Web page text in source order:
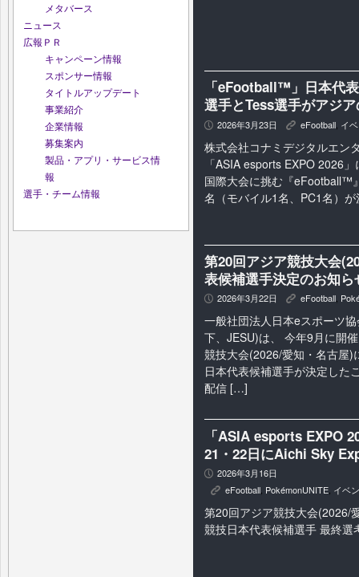
メタバース
ニュース
広報ＰＲ
キャンペーン情報
スポンサー情報
タイトルアップデート
事業紹介
企業情報
募集案内
製品・アプリ・サービス情
報
選手・チーム情報
「eFootball™」日本代
選手とTess選手がアジ
P 2026年3月23日 K eFootball イ
株式会社コナミデジタルエン
「ASIA esports EXPO 2026
国際大会に挑む『eFootball™
名（モバイル1名、PC1名）
第20回アジア競技大会
表候補選手決定のお知ら
P 2026年3月22日 K eFootball,
一般社団法人日本eスポーツ
下、JESU)は、 今年9月に開
競技大会(2026/愛知・名古屋)
日本代表候補選手が決定した
配信 […]
「ASIA esports EXPO
21・22日にAichi Sky
P 2026年3月16日
K eFootball, PokémonUNITE, イベ
第20回アジア競技大会(2026/
競技日本代表候補選手 最終選